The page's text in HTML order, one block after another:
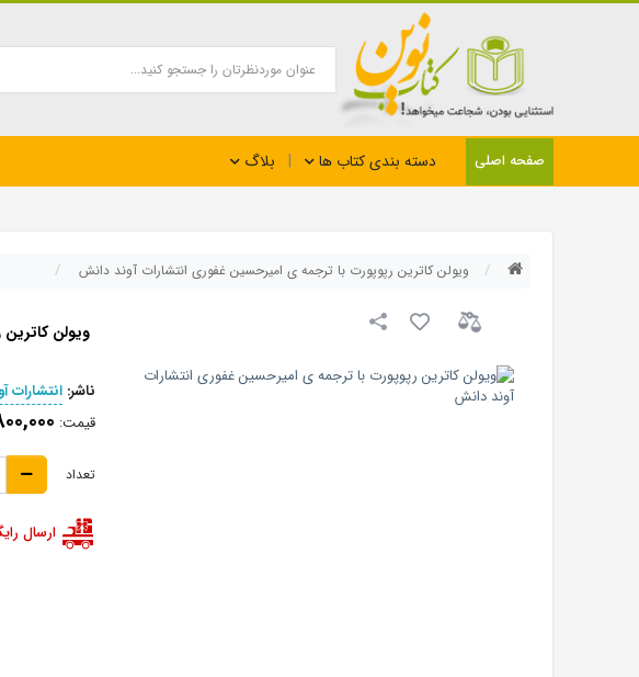
صفحه اصلی دسته بندی کتاب ها بلاگ
ویولن کاترین رپوپورت با ترجمه ی امیرحسین غفوری انتشارات آوند دانش
ویولن
ناشر: انتشارات
قیمت: 1,800,000
تعداد
ارسال